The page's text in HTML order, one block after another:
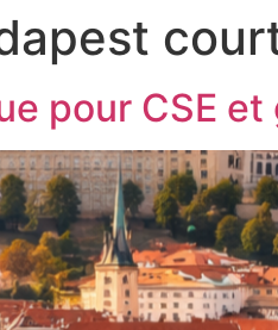
pour CSE et